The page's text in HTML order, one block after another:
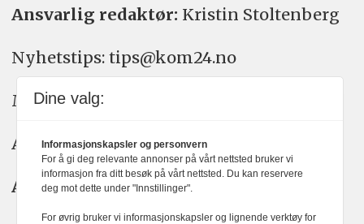
Ansvarlig redaktør: Kristin Stoltenberg
Nyhetstips: tips@kom24.no
Meninger: meninger@kom24.no
Annonse: annonse@watchmedia.no
Abonnement:kom24@watchmedia.no
Dine valg:
Informasjonskapsler og personvern
For å gi deg relevante annonser på vårt nettsted bruker vi
informasjon fra ditt besøk på vårt nettsted. Du kan reservere
deg mot dette under "Innstillinger".
For øvrig bruker vi informasjonskapsler og lignende verktøy for